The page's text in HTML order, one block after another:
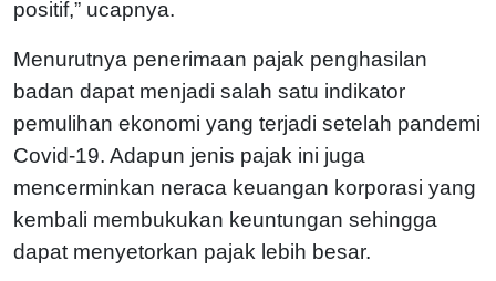
positif,” ucapnya.
Menurutnya penerimaan pajak penghasilan
badan dapat menjadi salah satu indikator
pemulihan ekonomi yang terjadi setelah pandemi
Covid-19. Adapun jenis pajak ini juga
mencerminkan neraca keuangan korporasi yang
kembali membukukan keuntungan sehingga
dapat menyetorkan pajak lebih besar.